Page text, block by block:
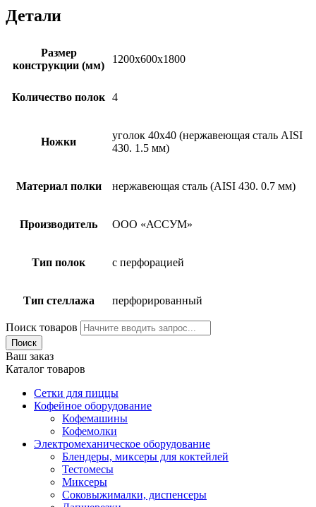
Детали
Размер
конструкции (мм)
1200х600х1800
Количество полок 4
Ножки
уголок 40х40 (нержавеющая сталь AISI
430. 1.5 мм)
Материал полки нержавеющая сталь (AISI 430. 0.7 мм)
Производитель ООО «АССУМ»
Тип полок с перфорацией
Тип стеллажа перфорированный
Поиск товаров
Поиск
Ваш заказ
Каталог товаров
Сетки для пиццы
Кофейное оборудование
Кофемашины
Кофемолки
Электромеханическое оборудование
Блендеры, миксеры для коктейлей
Тестомесы
Миксеры
Соковыжималки, диспенсеры